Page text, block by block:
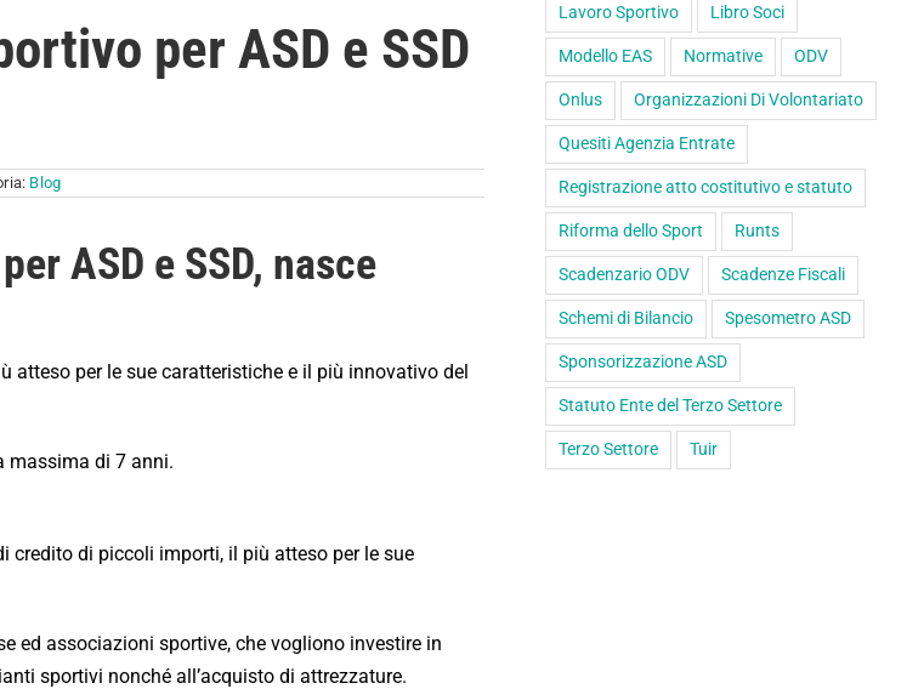
per ASD e SSD
Blog
ASD e SSD, nasce
per le sue caratteristiche e il più innovativo del
massima di 7 anni.
di piccoli importi, il più atteso per le sue
ed associazioni sportive, che vogliono investire in
sportivi nonché all’acquisto di attrezzature.
Lavoro Sportivo Libro Soci
Modello EAS Normative ODV
Onlus Organizzazioni Di Volontariato
Quesiti Agenzia Entrate
Registrazione atto costitutivo e statuto
Riforma dello Sport Runts
Scadenzario ODV Scadenze Fiscali
Schemi di Bilancio Spesometro ASD
Sponsorizzazione ASD
Statuto Ente del Terzo Settore
Terzo Settore Tuir